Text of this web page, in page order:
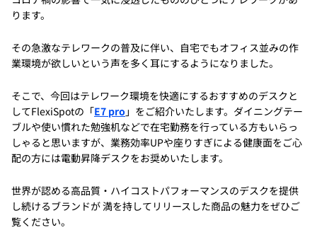
ります。
その急激なテレワークの普及に伴い、自宅でもオフィス並みの作
業環境が欲しいという声を多く耳にするようになりました。
そこで、今回はテレワーク環境を快適にするおすすめのデスクと
してFlexiSpotの「E7 pro 」をご紹介いたします。ダイニングテー
ブルや使い慣れた勉強机などで在宅勤務を行っている方もいらっ
しゃると思いますが、業務効率UPや座りすぎによる健康面をご心
配の方には電動昇降デスクをお奨めいたします。
世界が認める高品質・ハイコストパフォーマンスのデスクを提供
し続けるブランドが 満を持してリリースした商品の魅力をぜひご
覧ください。